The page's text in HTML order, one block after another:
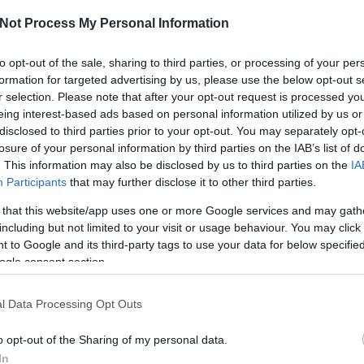
Process My Personal Information
opt-out of the sale, sharing to third parties, or processing of your
for targeted advertising by us, please use the below opt-out
selection. Please note that after your opt-out request is processed
interest-based ads based on personal information utilized by us
to third parties prior to your opt-out. You may separately
of your personal information by third parties on the IAB’s list of
This information may also be disclosed by us to third parties on the
Participants that may further disclose it to other third parties.
that this website/app uses one or more Google services and may
but not limited to your visit or usage behaviour. You may
to Google and its third-party tags to use your data for below
consent section.
Data Processing Opt Outs
opt-out of the Sharing of my personal data.
bár a következő bicikli'túra' tervezett időpontja
magasságában kiderült, hogy ez valójában július
nem estünk a hirtelen jött időpont okán, hiszen a
bennünket, hogy már akkor tervezgettük,
Így hát könnyedén előrántottunk egy elképzelt
vége nincs, de van pár kijelölt pont, ameddig
eljutni.
A